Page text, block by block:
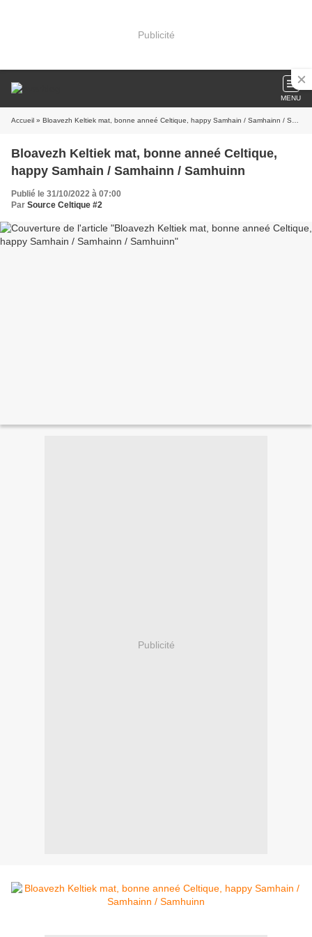
Publicité
MENU
Accueil » Bloavezh Keltiek mat, bonne anneé Celtique, happy Samhain / Samhainn / Samhuinn
Bloavezh Keltiek mat, bonne anneé Celtique,
happy Samhain / Samhainn / Samhuinn
Publié le 31/10/2022 à 07:00
Par Source Celtique #2
Publicité